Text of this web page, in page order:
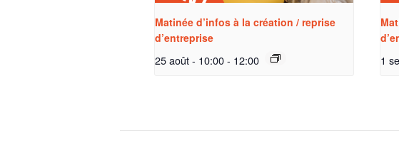
Matinée d’infos à la création / reprise
d’entreprise
25 août - 10:00- 12:00 1